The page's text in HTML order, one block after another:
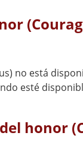
no está
esté
honor